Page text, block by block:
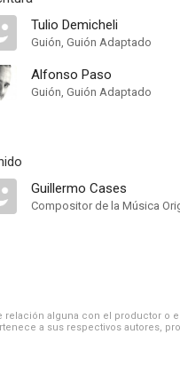
Tulio Demicheli
Guión, Guión Adaptado
Alfonso Paso
Guión, Guión Adaptado
Guillermo Cases
Compositor de la Música
alguna con el productor o
a sus respectivos autores,